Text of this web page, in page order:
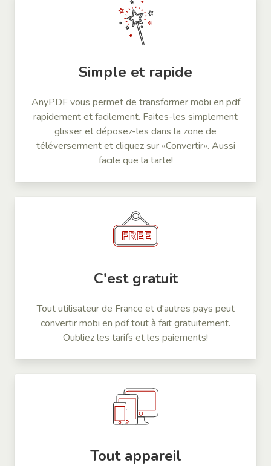
Simple et rapide
AnyPDF vous permet de transformer mobi en pdf
rapidement et facilement. Faites-les simplement
glisser et déposez-les dans la zone de
téléverserment et cliquez sur «Convertir». Aussi
facile que la tarte!
C'est gratuit
Tout utilisateur de France et d'autres pays peut
convertir mobi en pdf tout à fait gratuitement.
Oubliez les tarifs et les paiements!
Tout appareil